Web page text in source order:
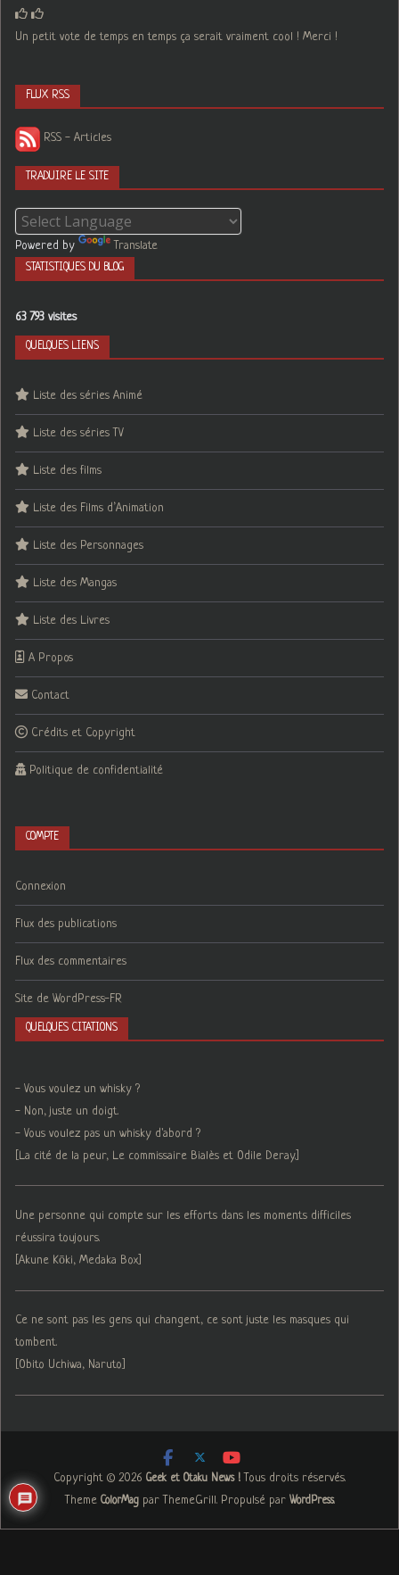
Un petit vote de temps en temps ça serait vraiment cool ! Merci !
FLUX RSS
RSS - Articles
TRADUIRE LE SITE
Powered by Translate
STATISTIQUES DU BLOG
63 793 visites
QUELQUES LIENS
Liste des séries Animé
Liste des séries TV
Liste des films
Liste des Films d’Animation
Liste des Personnages
Liste des Mangas
Liste des Livres
A Propos
Contact
Crédits et Copyright
Politique de confidentialité
COMPTE
Connexion
Flux des publications
Flux des commentaires
Site de WordPress-FR
QUELQUES CITATIONS
- Vous voulez un whisky ?
- Non, juste un doigt.
- Vous voulez pas un whisky d'abord ?
[La cité de la peur, Le commissaire Bialès et Odile Deray.]
Une personne qui compte sur les efforts dans les moments difficiles
réussira toujours.
[Akune Kōki, Medaka Box]
Ce ne sont pas les gens qui changent, ce sont juste les masques qui
tombent.
[Obito Uchiwa, Naruto]
Copyright © 2026 Geek et Otaku News !. Tous droits réservés.
Theme ColorMagpar ThemeGrill. Propulsé par WordPress.